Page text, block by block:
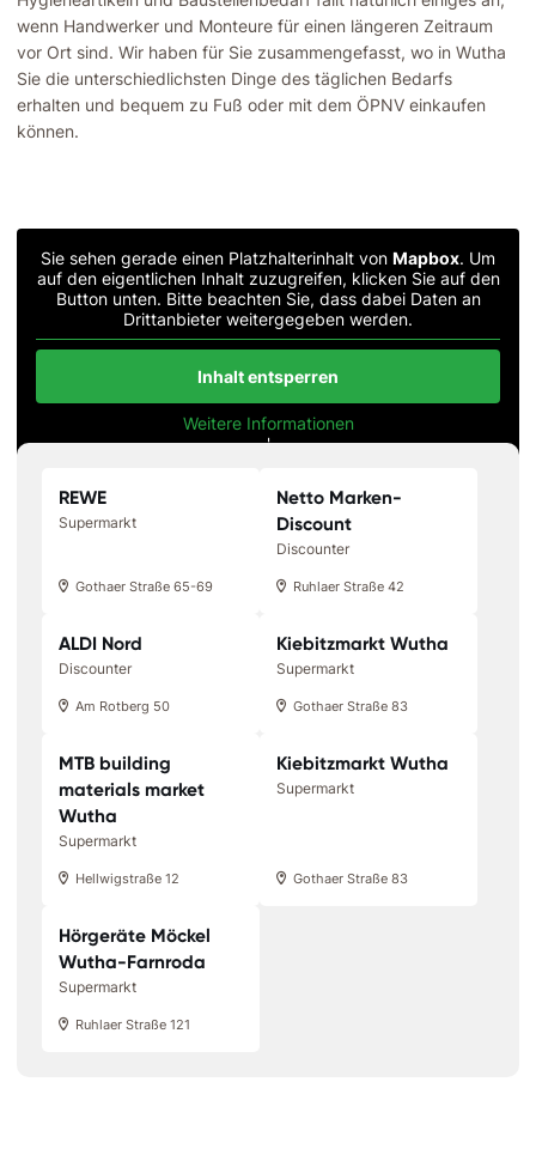
wenn Handwerker und Monteure für einen längeren Zeitraum
vor Ort sind. Wir haben für Sie zusammengefasst, wo in Wutha
Sie die unterschiedlichsten Dinge des täglichen Bedarfs
erhalten und bequem zu Fuß oder mit dem ÖPNV einkaufen
können.
Sie sehen gerade einen Platzhalterinhalt von Mapbox. Um
auf den eigentlichen Inhalt zuzugreifen, klicken Sie auf den
Button unten. Bitte beachten Sie, dass dabei Daten an
Drittanbieter weitergegeben werden.
Inhalt entsperren
Weitere Informationen
'
REWE
Supermarkt
Gothaer Straße 65-69
Netto Marken-
Discount
Discounter
Ruhlaer Straße 42
ALDI Nord
Discounter
Am Rotberg 50
Kiebitzmarkt Wutha
Supermarkt
Gothaer Straße 83
MTB building
materials market
Wutha
Supermarkt
Hellwigstraße 12
Kiebitzmarkt Wutha
Supermarkt
Gothaer Straße 83
Hörgeräte Möckel
Wutha-Farnroda
Supermarkt
Ruhlaer Straße 121